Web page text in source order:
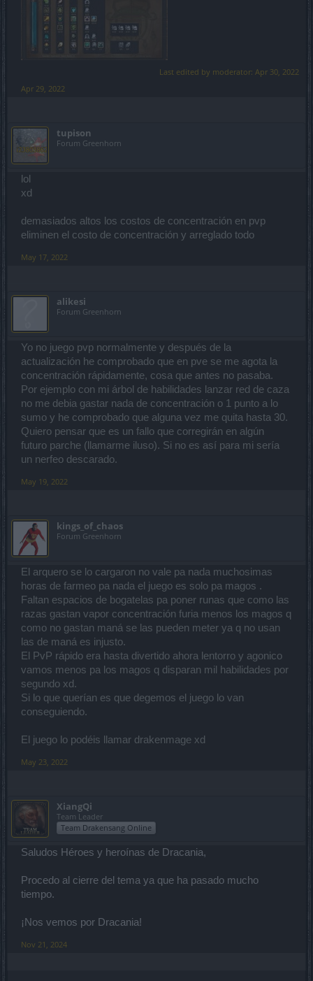
Last edited by moderator: Apr 30, 2022
Apr 29, 2022
tupison
Forum Greenhorn
lol
xd
demasiados altos los costos de concentración en pvp
eliminen el costo de concentración y arreglado todo
May 17, 2022
alikesi
Forum Greenhorn
Yo no juego pvp normalmente y después de la
actualización he comprobado que en pve se me agota la
concentración rápidamente, cosa que antes no pasaba.
Por ejemplo con mi árbol de habilidades lanzar red de caza
no me debia gastar nada de concentración o 1 punto a lo
sumo y he comprobado que alguna vez me quita hasta 30.
Quiero pensar que es un fallo que corregirán en algún
futuro parche (llamarme iluso). Si no es así para mi sería
un nerfeo descarado.
May 19, 2022
kings_of_chaos
Forum Greenhorn
El arquero se lo cargaron no vale pa nada muchosimas
horas de farmeo pa nada el juego es solo pa magos .
Faltan espacios de bogatelas pa poner runas que como las
razas gastan vapor concentración furia menos los magos q
como no gastan maná se las pueden meter ya q no usan
las de maná es injusto.
El PvP rápido era hasta divertido ahora lentorro y agonico
vamos menos pa los magos q disparan mil habilidades por
segundo xd.
Si lo que querían es que degemos el juego lo van
conseguiendo.
El juego lo podéis llamar drakenmage xd
May 23, 2022
XiangQi
Team Leader
Team Drakensang Online
Saludos Héroes y heroínas de Dracania,
Procedo al cierre del tema ya que ha pasado mucho
tiempo.
¡Nos vemos por Dracania!
Nov 21, 2024